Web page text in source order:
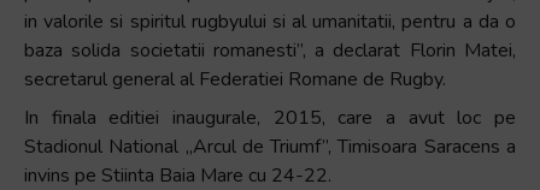
in valorile si spiritul rugbyului si al umanitatii, pentru a da o
baza solida societatii romanesti”, a declarat Florin Matei,
secretarul general al Federatiei Romane de Rugby.
In finala editiei inaugurale, 2015, care a avut loc pe
Stadionul National „Arcul de Triumf”, Timisoara Saracens a
invins pe Stiinta Baia Mare cu 24-22.